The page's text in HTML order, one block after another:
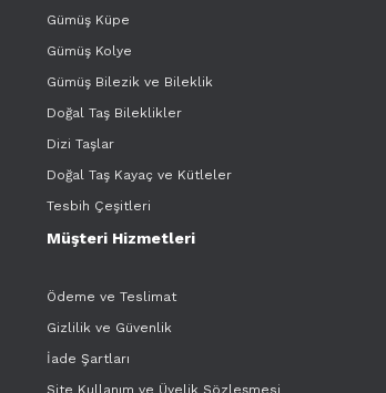
Gümüş Küpe
Gümüş Kolye
Gümüş Bilezik ve Bileklik
Doğal Taş Bileklikler
Dizi Taşlar
Doğal Taş Kayaç ve Kütleler
Tesbih Çeşitleri
Müşteri Hizmetleri
Ödeme ve Teslimat
Gizlilik ve Güvenlik
İade Şartları
Site Kullanım ve Üyelik Sözleşmesi